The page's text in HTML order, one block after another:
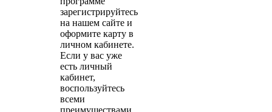
зарегистрируйтесь
на нашем сайте и
оформите карту в
личном кабинете.
Если у вас уже
есть личный
кабинет,
воспользуйтесь
всеми
преимуществами